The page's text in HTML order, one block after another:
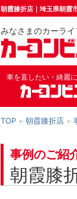
朝霞膝折店｜埼玉県朝霞
みなさまのカーライ
車を直したい・綺麗
TOP 朝霞膝折店
事例のご紹
朝霞膝